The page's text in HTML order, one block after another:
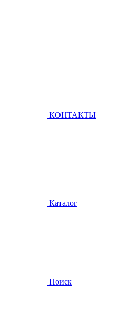
КОНТАКТЫ
Каталог
Поиск